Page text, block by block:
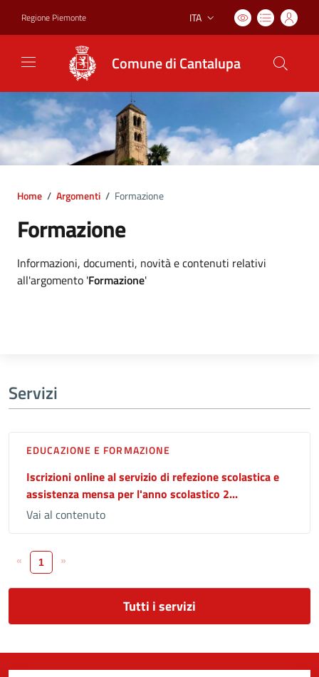
Regione Piemonte Lingua attiva:
ITA
Comune di Cantalupa
Home / Argomenti / Formazione
Formazione
Dettagli argomento
Informazioni, documenti, novità e contenuti relativi
all'argomento 'Formazione'
Servizi
EDUCAZIONE E FORMAZIONE
Iscrizioni online al servizio di refezione scolastica e
assistenza mensa per l'anno scolastico 2...
Vai al contenuto
« 1 »
Tutti i servizi